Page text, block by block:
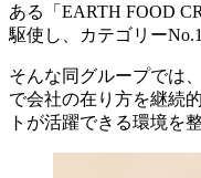
ある「EARTH FOOD
駆使し、カテゴリー
そんな同グループでは
で会社の在り方を継続
トが活躍できる環境を